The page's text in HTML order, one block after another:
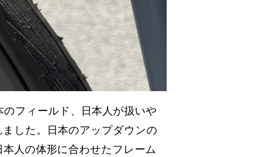
フィールド、日本人が扱いや
した。日本のアップダウンの
人の体形に合わせたフレーム